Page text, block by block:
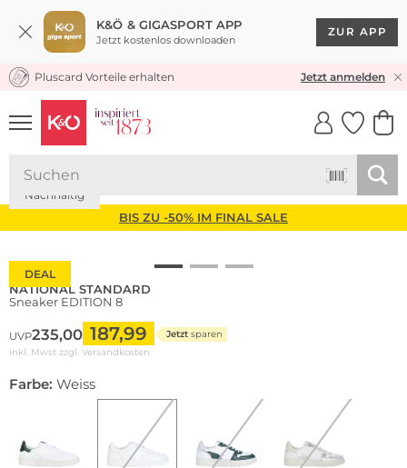
K&Ö & GIGASPORT APP
Jetzt kostenlos downloaden
ZUR APP
KOSTENLOSER VERSAND* & RÜCKVERSAND
Pluscard Vorteile erhalten Jetzt anmelden
UNSERE APP
CLICK &
BIS ZU -50% IM FINAL SALE
DEAL
Nachhaltig
NATIONAL STANDARD
Sneaker EDITION 8
UVP235,00 187,99 Jetzt sparen
inkl. Mwst zzgl. Versandkosten
Farbe: Weiss